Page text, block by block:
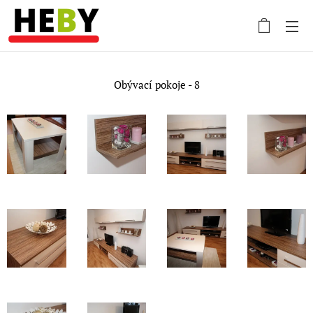
Obývací pokoje - 8